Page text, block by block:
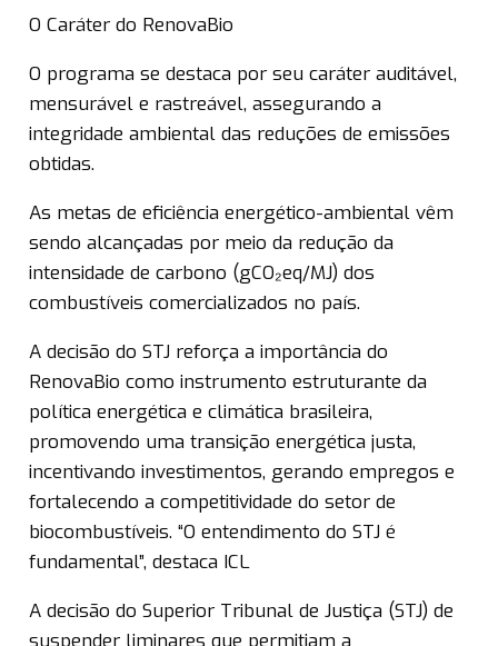
O Caráter do RenovaBio
O programa se destaca por seu caráter auditável,
mensurável e rastreável, assegurando a
integridade ambiental das reduções de emissões
obtidas.
As metas de eficiência energético-ambiental vêm
sendo alcançadas por meio da redução da
intensidade de carbono (gCO₂eq/MJ) dos
combustíveis comercializados no país.
A decisão do STJ reforça a importância do
RenovaBio como instrumento estruturante da
política energética e climática brasileira,
promovendo uma transição energética justa,
incentivando investimentos, gerando empregos e
fortalecendo a competitividade do setor de
biocombustíveis. “O entendimento do STJ é
fundamental”, destaca ICL
A decisão do Superior Tribunal de Justiça (STJ) de
suspender liminares que permitiam a